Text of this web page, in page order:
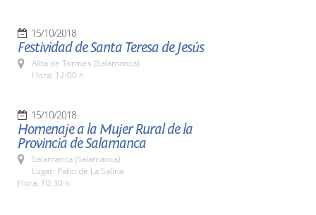
15/10/2018
Festividad de Santa Teresa de Jesús
Alba de Tormes (Salamanca)
Hora: 12:00 h.
15/10/2018
Homenaje a la Mujer Rural de la
Provincia de Salamanca
Salamanca (Salamanca)
Lugar: Patio de La Salina
Hora: 10:30 h.